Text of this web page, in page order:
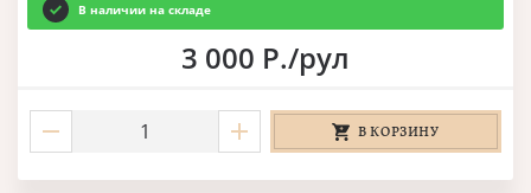
В наличии на складе
3 000 Р./рул
В КОРЗИНУ